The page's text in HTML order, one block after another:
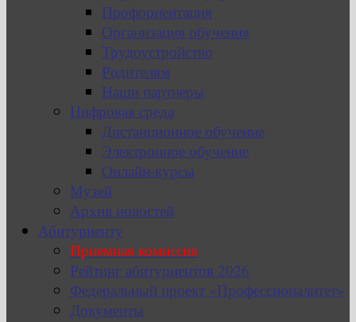
Профориентация
Организация обучения
Трудоустройство
Родителям
Наши партнеры
Цифровая среда
Дистанционное обучение
Электронное обучение
Онлайн-курсы
Музей
Архив новостей
Абитуриенту
Приемная комиссия
Рейтинг абитуриентов 2026
Федеральный проект «Профессионалитет»
Документы